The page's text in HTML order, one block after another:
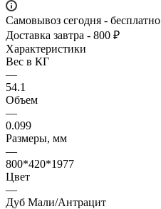
Самовывоз сегодня - бесплатно
Доставка завтра - 800 ₽
Характеристики
Вес в КГ
—
54.1
Объем
—
0.099
Размеры, мм
—
800*420*1977
Цвет
—
Дуб Мали/Антрацит